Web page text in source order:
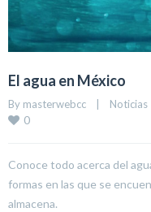
El agua en México
By masterwebcc Noticias
0
Conoce todo acerca del
formas en las que se
almacena.